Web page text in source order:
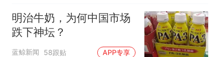
明治牛奶，为何中国市场
跌下神坛？
蓝鲸新闻 58跟贴 APP专享